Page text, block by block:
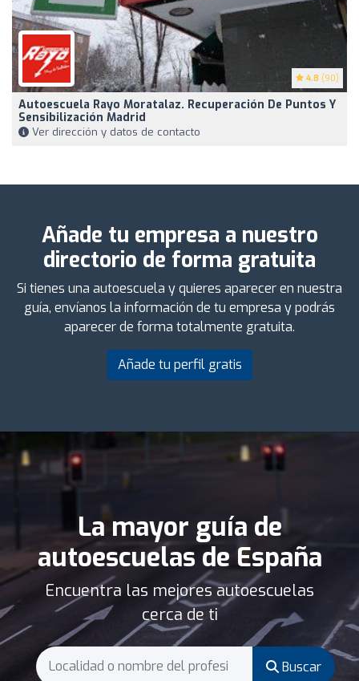
4.8 (90)
Autoescuela Rayo Moratalaz. Recuperación De Puntos Y
Sensibilización Madrid
Ver dirección y datos de contacto
Añade tu empresa a nuestro
directorio de forma gratuita
Si tienes una autoescuela y quieres aparecer en nuestra
guía, envíanos la información de tu empresa y podrás
aparecer de forma totalmente gratuita.
Añade tu perfil gratis
La mayor guía de
autoescuelas de España
Encuentra las mejores autoescuelas
cerca de ti
Buscar